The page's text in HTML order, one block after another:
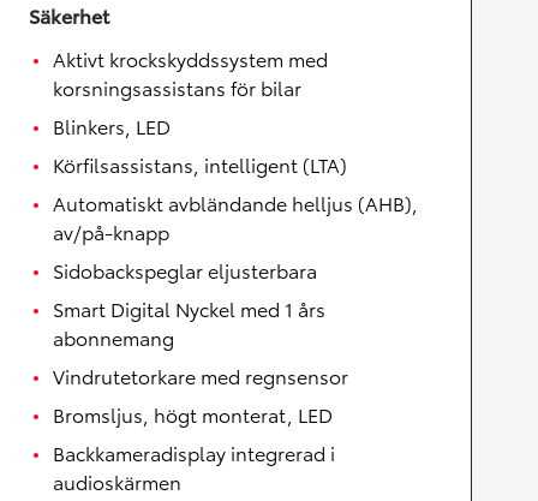
Säkerhet
Aktivt krockskyddssystem med
korsningsassistans för bilar
Blinkers, LED
Körfilsassistans, intelligent (LTA)
Automatiskt avbländande helljus (AHB),
av/på-knapp
Sidobackspeglar eljusterbara
Smart Digital Nyckel med 1 års
abonnemang
Vindrutetorkare med regnsensor
Bromsljus, högt monterat, LED
Backkameradisplay integrerad i
audioskärmen